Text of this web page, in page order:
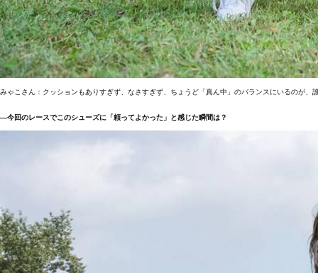
みゃこさん：クッションもありすぎず、なさすぎず、ちょうど「真ん中」のバランスにいるのが、
―今回のレースでこのシューズに「頼ってよかった」と感じた瞬間は？